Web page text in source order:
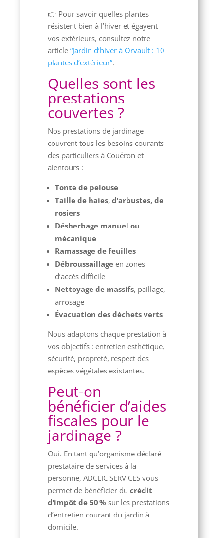
👉 Pour savoir quelles plantes
résistent bien à l’hiver et égayent
vos extérieurs, consultez notre
article “Jardin d’hiver à Orvault : 10
plantes d’extérieur”.
Quelles sont les
prestations
couvertes ?
Nos prestations de jardinage
couvrent tous les besoins courants
des particuliers à Couëron et
alentours :
Tonte de pelouse
Taille de haies, d’arbustes, de
rosiers
Désherbage manuel ou
mécanique
Ramassage de feuilles
Débroussaillageen zones
d’accès difficile
Nettoyage de massifs, paillage,
arrosage
Évacuation des déchets verts
Nous adaptons chaque prestation à
vos objectifs : entretien esthétique,
sécurité, propreté, respect des
espèces végétales existantes.
Peut-on
bénéficier d’aides
fiscales pour le
jardinage ?
Oui. En tant qu’organisme déclaré
prestataire de services à la
personne, ADCLIC SERVICES vous
permet de bénéficier du crédit
d’impôt de 50 % sur les prestations
d’entretien courant du jardin à
domicile.